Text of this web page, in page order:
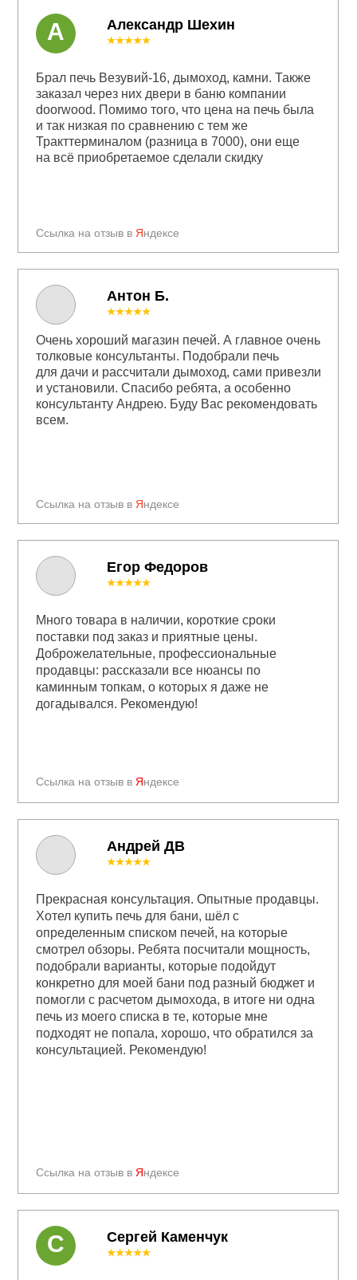
Антон Б.
Александр Шехин
Ссылка на отзыв в Яндексе
★★★★★
Брал печь Везувий-16, дымоход, камни. Также
заказал через них двери в баню компании
doorwood. Помимо того, что цена на печь была
и так низкая по сравнению с тем же
Тракттерминалом (разница в 7000), они еще
на всё приобретаемое сделали скидку
А
Ссылка на отзыв в Яндексе
★★★★★
Очень хороший магазин печей. А главное очень
толковые консультанты. Подобрали печь
для дачи и рассчитали дымоход, сами привезли
и установили. Спасибо ребята, а особенно
консультанту Андрею. Буду Вас рекомендовать
всем.
Егор Федоров
Ссылка на отзыв в Яндексе
★★★★★
Много товара в наличии, короткие сроки
поставки под заказ и приятные цены.
Доброжелательные, профессиональные
продавцы: рассказали все нюансы по
каминным топкам, о которых я даже не
догадывался. Рекомендую!
Андрей ДВ
Ссылка на отзыв в Яндексе
★★★★★
Прекрасная консультация. Опытные продавцы.
Хотел купить печь для бани, шёл с
определенным списком печей, на которые
смотрел обзоры. Ребята посчитали мощность,
подобрали варианты, которые подойдут
конкретно для моей бани под разный бюджет и
помогли с расчетом дымохода, в итоге ни одна
печь из моего списка в те, которые мне
подходят не попала, хорошо, что обратился за
консультацией. Рекомендую!
Сергей Каменчук
★★★★★
С